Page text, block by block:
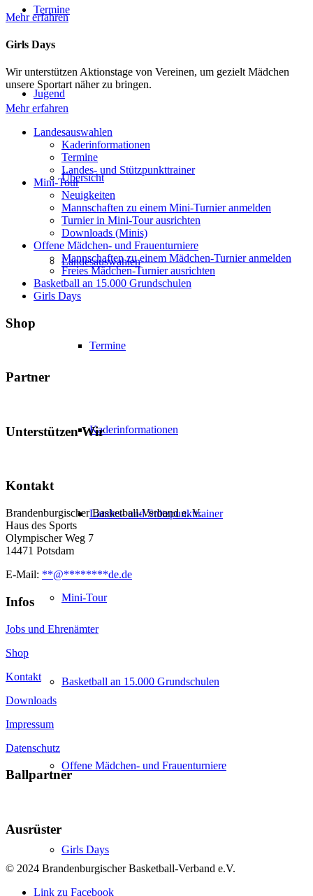
Termine
Jugend
Übersicht
Landesauswahlen
Termine
Kaderinformationen
Landes- und Stützpunkttrainer
Mini-Tour
Basketball an 15.000 Grundschulen
Offene Mädchen- und Frauenturniere
Girls Days
Mehr erfahren
Girls Days
Wir unterstützen Aktionstage von Vereinen, um gezielt Mädchen
unsere Sportart näher zu bringen.
Mehr erfahren
Landesauswahlen
Kaderinformationen
Termine
Landes- und Stützpunkttrainer
Mini-Tour
Neuigkeiten
Mannschaften zu einem Mini-Turnier anmelden
Turnier in Mini-Tour ausrichten
Downloads (Minis)
Offene Mädchen- und Frauenturniere
Mannschaften zu einem Mädchen-Turnier anmelden
Freies Mädchen-Turnier ausrichten
Basketball an 15.000 Grundschulen
Girls Days
Shop
Partner
Unterstützen Wir
Kontakt
Brandenburgischer Basketball-Verband e. V.
Haus des Sports
Olympischer Weg 7
14471 Potsdam
E-Mail: **@********de.de
Infos
Jobs und Ehrenämter
Shop
Kontakt
Downloads
Impressum
Datenschutz
Ballpartner
Ausrüster
© 2024 Brandenburgischer Basketball-Verband e.V.
Link zu Facebook